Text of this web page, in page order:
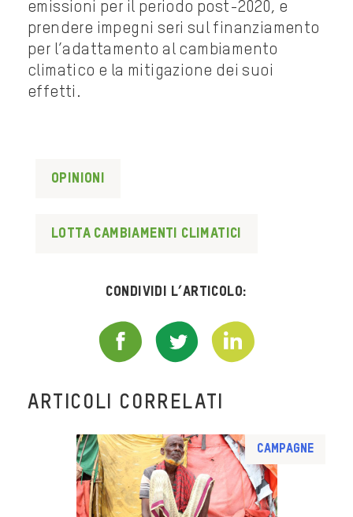
emissioni per il periodo post-2020, e
prendere impegni seri sul finanziamento
per l’adattamento al cambiamento
climatico e la mitigazione dei suoi
effetti.
Opinioni
lotta cambiamenti climatici
Condividi l’articolo:
ARTICOLI CORRELATI
Campagne